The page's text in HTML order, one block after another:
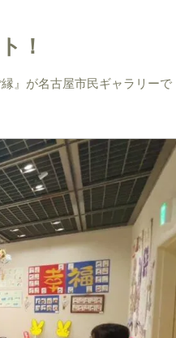
！
』が名古屋市民ギャラリーで